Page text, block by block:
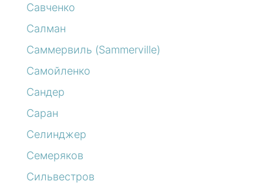
Савченко
Салман
Саммервиль (Sammerville)
Самойленко
Сандер
Саран
Селинджер
Семеряков
Сильвестров